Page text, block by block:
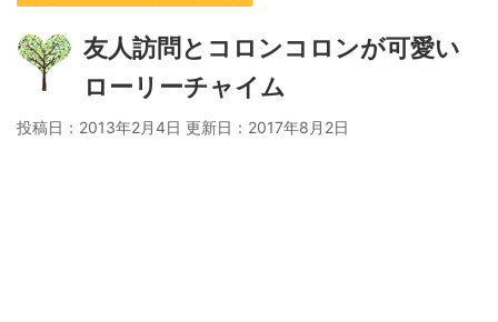
友人訪問とコロンコロンが可愛い
ローリーチャイム
投稿日：2013年2月4日 更新日： 2017年8月2日